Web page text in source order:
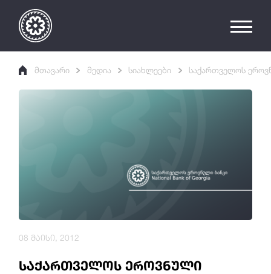
მთავარი მედია სიახლეები საქართველოს
საქართველოს ეროვნული
08 მაისი, 2012